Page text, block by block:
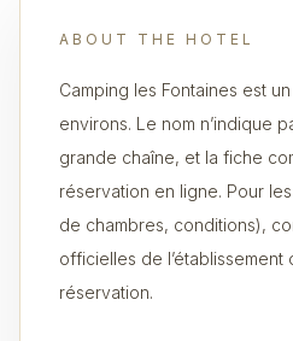
ABOUT THE HOTEL
Camping les Fontaines est
environs. Le nom n’indique
grande chaîne, et la fiche
réservation en ligne. Pour
de chambres, conditions),
officielles de l’établissement
réservation.